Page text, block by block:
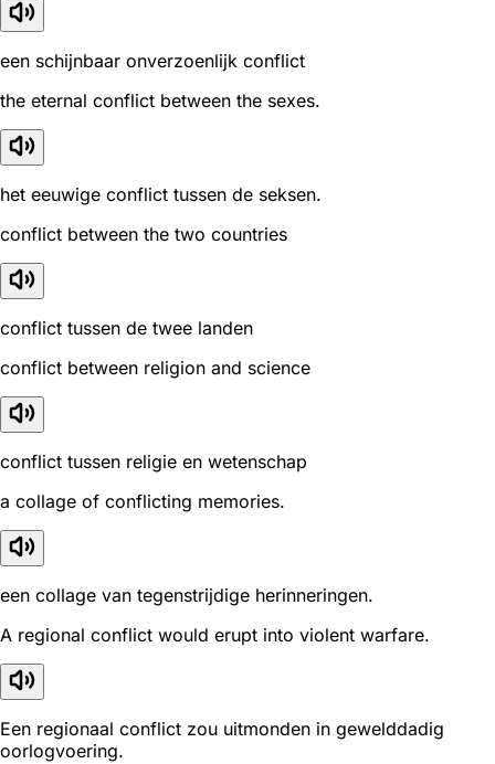
een schijnbaar onverzoenlijk conflict
the eternal conflict between the sexes.
het eeuwige conflict tussen de seksen.
conflict between the two countries
conflict tussen de twee landen
conflict between religion and science
conflict tussen religie en wetenschap
a collage of conflicting memories.
een collage van tegenstrijdige herinneringen.
A regional conflict would erupt into violent warfare.
Een regionaal conflict zou uitmonden in gewelddadig
oorlogvoering.